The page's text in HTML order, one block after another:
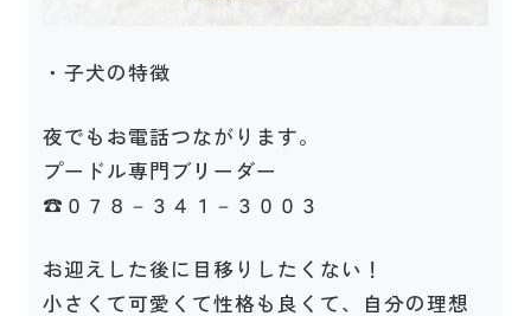
・子犬の特徴
夜でもお電話つながります。
プードル専門ブリーダー
☎０７８－３４１－３００３
お迎えした後に目移りしたくない！
小さくて可愛くて性格も良くて、自分の理想